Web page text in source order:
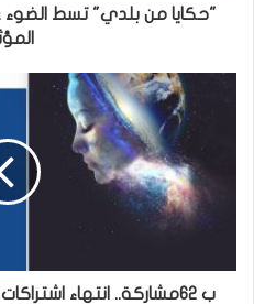
"حكايا من بلدي" تسط
ب ٦٢مشاركة.. انتهاء